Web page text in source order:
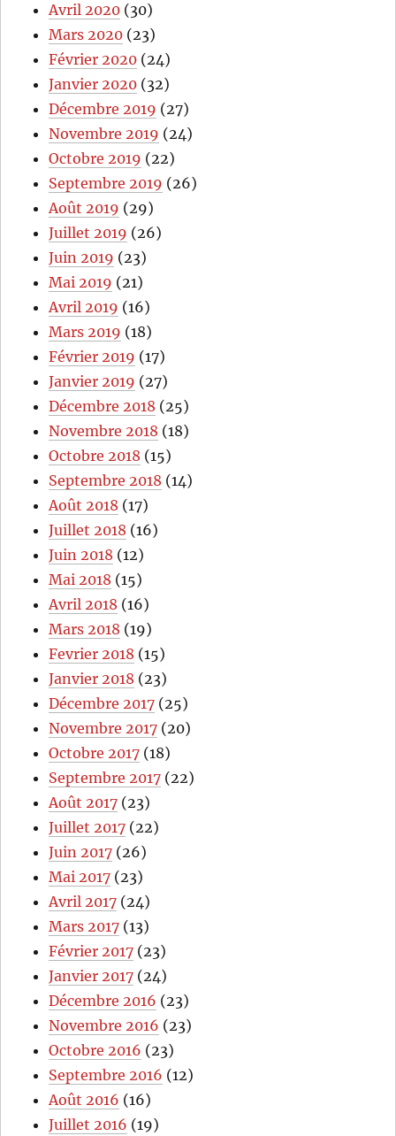
Avril 2020 (30)
Mars 2020 (23)
Février 2020 (24)
Janvier 2020 (32)
Décembre 2019 (27)
Novembre 2019 (24)
Octobre 2019 (22)
Septembre 2019 (26)
Août 2019 (29)
Juillet 2019 (26)
Juin 2019 (23)
Mai 2019 (21)
Avril 2019 (16)
Mars 2019 (18)
Février 2019 (17)
Janvier 2019 (27)
Décembre 2018 (25)
Novembre 2018 (18)
Octobre 2018 (15)
Septembre 2018 (14)
Août 2018 (17)
Juillet 2018 (16)
Juin 2018 (12)
Mai 2018 (15)
Avril 2018 (16)
Mars 2018 (19)
Fevrier 2018 (15)
Janvier 2018 (23)
Décembre 2017 (25)
Novembre 2017 (20)
Octobre 2017 (18)
Septembre 2017 (22)
Août 2017 (23)
Juillet 2017 (22)
Juin 2017 (26)
Mai 2017 (23)
Avril 2017 (24)
Mars 2017 (13)
Février 2017 (23)
Janvier 2017 (24)
Décembre 2016 (23)
Novembre 2016 (23)
Octobre 2016 (23)
Septembre 2016 (12)
Août 2016 (16)
Juillet 2016 (19)